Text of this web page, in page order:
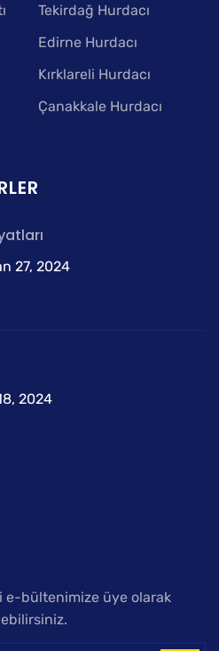
Tekirdağ Hurdacı
Edirne Hurdacı
Kırklareli Hurdacı
Çanakkale Hurdacı
27, 2024
2024
e-bültenimize üye olarak